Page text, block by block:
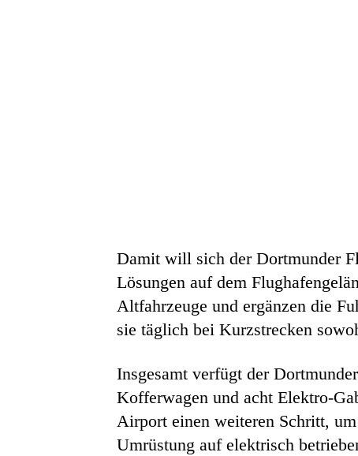
Damit will sich der Dortmunder
Lösungen auf dem
Altfahrzeuge und ergänzen die
sie täglich bei Kurzstrecken
Insgesamt verfügt der
Kofferwagen und acht Elektro-
Airport einen weiteren Schritt,
Umrüstung auf elektrisch